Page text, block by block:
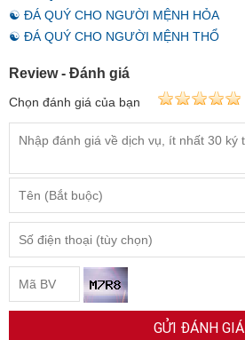
☯ ĐÁ QUÝ CHO NGƯỜI MỆNH HỎA
☯ ĐÁ QUÝ CHO NGƯỜI MỆNH THỔ
Review - Đánh giá
Chọn đánh giá của bạn
GỬI ĐÁNH GIÁ